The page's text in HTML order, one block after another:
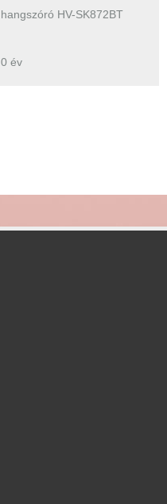
hangszóró HV-SK872BT
0 év